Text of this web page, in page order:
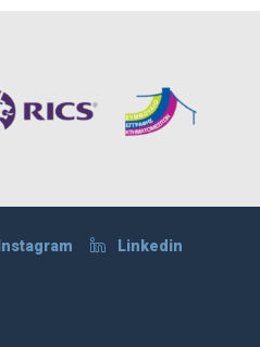
Instagram Linkedin